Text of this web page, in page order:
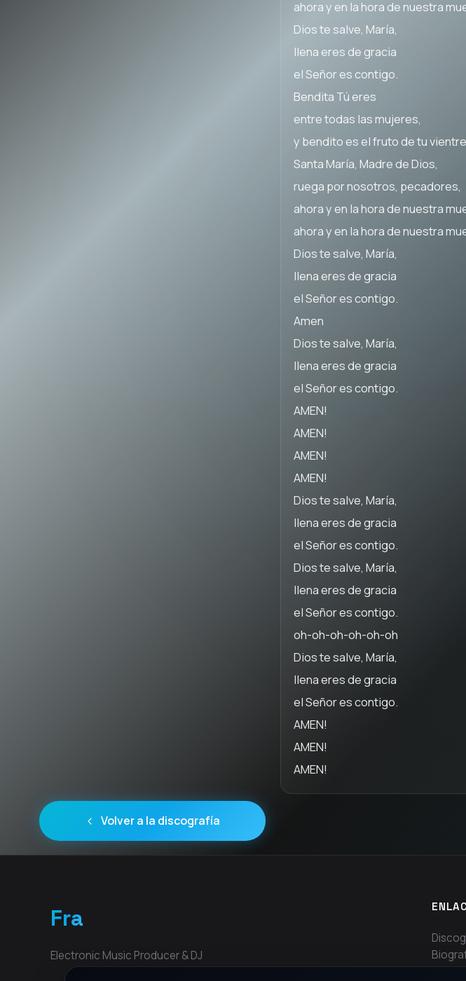
ahora y en la hora de nuestra
Dios te salve, María,
llena eres de gracia
el Señor es contigo.
Bendita Tú eres
entre todas las mujeres,
y bendito es el fruto de tu
Santa María, Madre de Dios,
ruega por nosotros, pecadores,
ahora y en la hora de nuestra
ahora y en la hora de nuestra
Dios te salve, María,
llena eres de gracia
el Señor es contigo.
Amen
Dios te salve, María,
llena eres de gracia
el Señor es contigo.
AMEN!
AMEN!
AMEN!
AMEN!
Dios te salve, María,
llena eres de gracia
el Señor es contigo.
Dios te salve, María,
llena eres de gracia
el Señor es contigo.
oh-oh-oh-oh-oh-oh
Dios te salve, María,
llena eres de gracia
el Señor es contigo.
AMEN!
AMEN!
AMEN!
Volver a la discografía
Fra
Electronic Music Producer & DJ